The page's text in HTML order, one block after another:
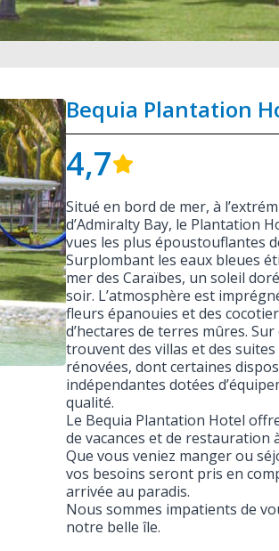
Bequia Plantation
4,7
Situé en bord de mer, à
d’Admiralty Bay, le Plantation
vues les plus époustouflantes
Surplombant les eaux bleues
mer des Caraïbes, un soleil
soir. L’atmosphère est
fleurs épanouies et des
d’hectares de terres mûres.
trouvent des villas et des
rénovées, dont certaines
indépendantes dotées
qualité.
Le Bequia Plantation Hotel
de vacances et de restauration
Que vous veniez manger ou
vos besoins seront pris en
arrivée au paradis.
Nous sommes impatients de
notre belle île.